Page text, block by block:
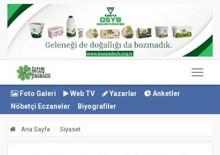
Foto Galeri Web TV Yazarlar
Anketler
Nöbetçi Eczaneler
Biyografiler
Ana Sayfa Siyaset